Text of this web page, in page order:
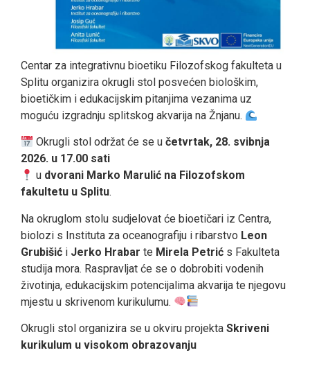
Centar za integrativnu bioetiku Filozofskog fakulteta u
Splitu organizira okrugli stol posvećen biološkim,
bioetičkim i edukacijskim pitanjima vezanima uz
moguću izgradnju splitskog akvarija na Žnjanu.
Okrugli stol održat će se učetvrtak, 28. svibnja
2026. u 17.00 sati
u dvorani Marko Marulić na Filozofskom
fakultetu u Splitu.
Na okruglom stolu sudjelovat će bioetičari iz Centra,
biolozi s Instituta za oceanografiju i ribarstvo Leon
Grubišić i Jerko Hrabar te Mirela Petrić s Fakulteta
studija mora. Raspravljat će se o dobrobiti vodenih
životinja, edukacijskim potencijalima akvarija te njegovu
mjestu u skrivenom kurikulumu.
Okrugli stol organizira se u okviru projekta Skriveni
kurikulum u visokom obrazovanju